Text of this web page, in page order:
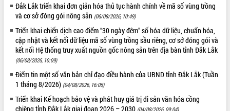
Đắk Lắk triển khai đơn giản hóa thủ tục hành chính về mã số vùng trồng
và cơ sở đóng gói nông sản (06/08/2026, 10:49)
Triển khai chiến dịch cao điểm “30 ngày đêm” số hóa dữ liệu, chuẩn hóa,
cập nhật và kết nối dữ liệu mã số vùng trồng sầu riêng, cơ sở đóng gói và
kết nối Hệ thống truy xuất nguồn gốc nông sản trên địa bàn tỉnh Đắk Lắk
(06/08/2026, 10:09)
Điểm tin một số văn bản chỉ đạo điều hành của UBND tỉnh Đắk Lắk (Tuần
1 tháng 8/2026) (04/08/2026, 16:05)
Triển khai Kế hoạch bảo vệ và phát huy giá trị di sản văn hóa cồng
chiêng tỉnh Đắk Lắk giai đoạn 2026 – 2030 (04/08/2026, 09:04)